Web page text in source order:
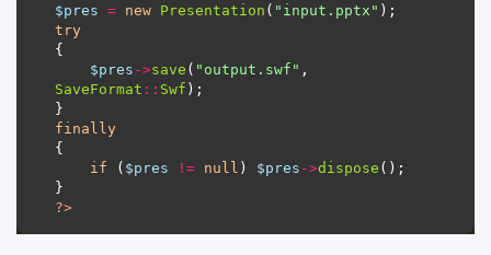
$pres = new Presentation ( "input.pptx"
try
$pres ->save ( "output.swf"
SaveFormat :: Swf
finally
if ( $pres != null ) $pres ->dispose
?>